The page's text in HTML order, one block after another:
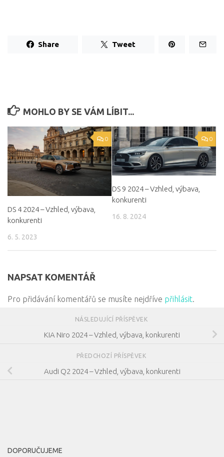
Share Tweet
MOHLO BY SE VÁM LÍBIT...
0
DS 4 2024 – Vzhled, výbava,
konkurenti
6. 5. 2023
0
DS 9 2024 – Vzhled, výbava,
konkurenti
16. 8. 2024
NAPSAT KOMENTÁŘ
Pro přidávání komentářů se musíte nejdříve přihlásit.
NÁSLEDUJÍCÍ PŘÍSPĚVEK
KIA Niro 2024 – Vzhled, výbava, konkurenti
PŘEDCHOZÍ PŘÍSPĚVEK
Audi Q2 2024 – Vzhled, výbava, konkurenti
DOPORUČUJEME